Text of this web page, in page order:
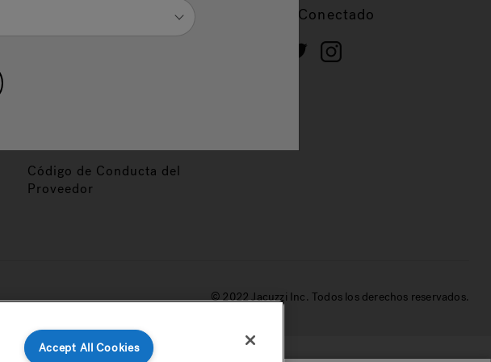
Código de Conducta del
Proveedor
Mantente Conectado
© 2022 Jacuzzi Inc. Todos los derechos reservados.
Accept All Cookies